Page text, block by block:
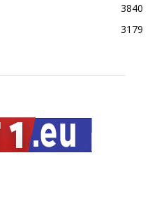
3840
3179